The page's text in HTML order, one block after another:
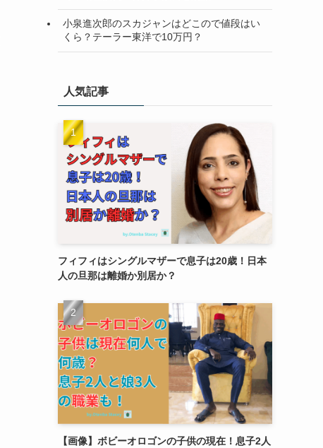
小泉進次郎のスカジャンはどこので値段はい
くら？テーラー東洋で10万円？
人気記事
フィフィはシングルマザーで息子は20歳！日本
人の旦那は離婚か別居か？
【画像】ボビーオロゴンの子供の現在！息子2人